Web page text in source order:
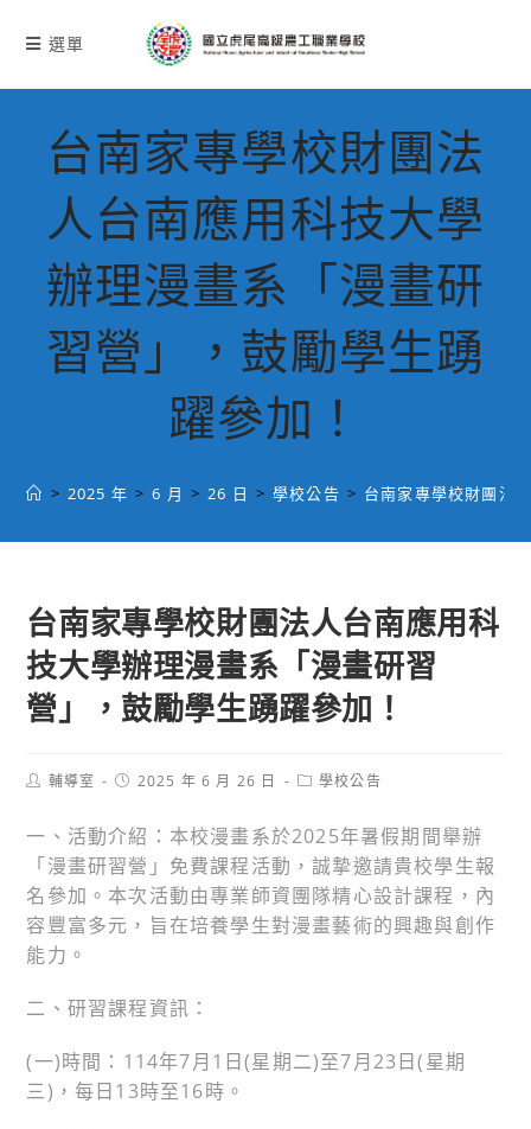
選單
台南家專學校財團法
人台南應用科技大學
辦理漫畫系「漫畫研
習營」，鼓勵學生踴
躍參加！
> 2025 年 > 6 月 > 26 日 > 學校公告 > 台南家專學校財團法
台南家專學校財團法人台南應用科
技大學辦理漫畫系「漫畫研習
營」，鼓勵學生踴躍參加！
Post輔導室
Post2025 年 6 月 26 日
Post學校公告
一、活動介紹：本校漫畫系於2025年暑假期間舉辦
「漫畫研習營」免費課程活動，誠摯邀請貴校學生報
名參加。本次活動由專業師資團隊精心設計課程，內
容豐富多元，旨在培養學生對漫畫藝術的興趣與創作
能力。
二、研習課程資訊：
(一)時間：114年7月1日(星期二)至7月23日(星期
三)，每日13時至16時。